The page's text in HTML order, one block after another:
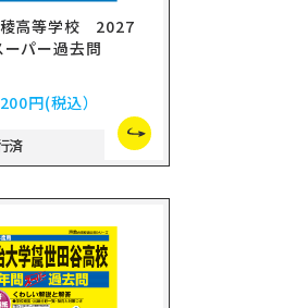
高等学校 2027
パー過去問
円(税込）
済